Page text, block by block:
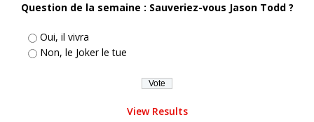
Question de la semaine : Sauveriez-vous Jason Todd ?
Oui, il vivra
Non, le Joker le tue
View Results